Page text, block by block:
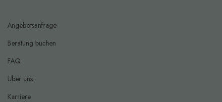
Angebotsanfrage
Beratung buchen
FAQ
Über uns
Karriere